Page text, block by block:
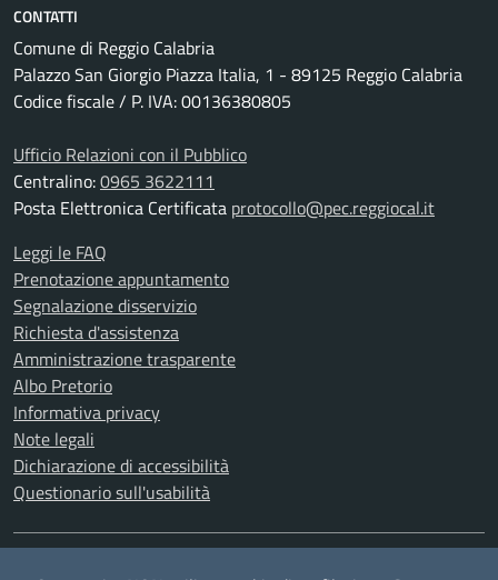
CONTATTI
Comune di Reggio Calabria
Palazzo San Giorgio Piazza Italia, 1 - 89125 Reggio Calabria
Codice fiscale / P. IVA: 00136380805
Ufficio Relazioni con il Pubblico
Centralino:0965 3622111
Posta Elettronica Certificata protocollo@pec.reggiocal.it
Leggi le FAQ
Prenotazione appuntamento
Segnalazione disservizio
Richiesta d'assistenza
Amministrazione trasparente
Albo Pretorio
Informativa privacy
Note legali
Dichiarazione di accessibilità
Questionario sull'usabilità